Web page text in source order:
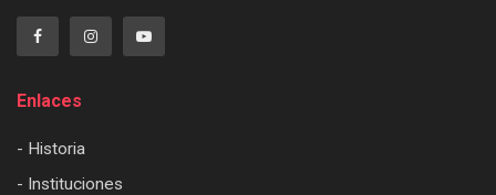
Enlaces
- Historia
- Instituciones